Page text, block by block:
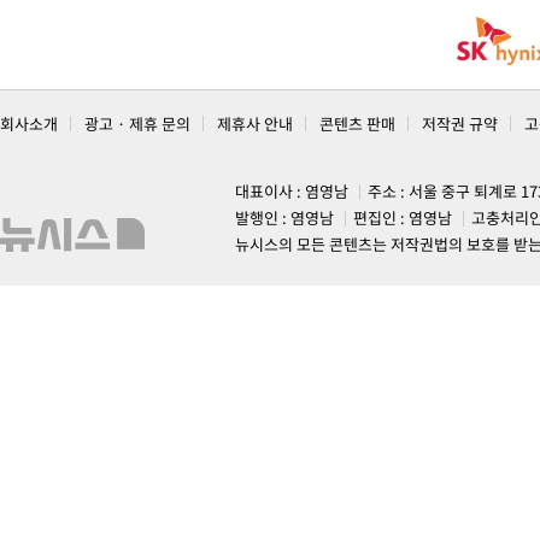
회사소개 광고 · 제휴 문의 제휴사 안내 콘텐츠 판매 저작권 규약
대표이사 : 염영남
주소 : 서울 중구 퇴계로
발행인 : 염영남
편집인 : 염영남
고충처리
뉴시스의 모든 콘텐츠는 저작권법의 보호를